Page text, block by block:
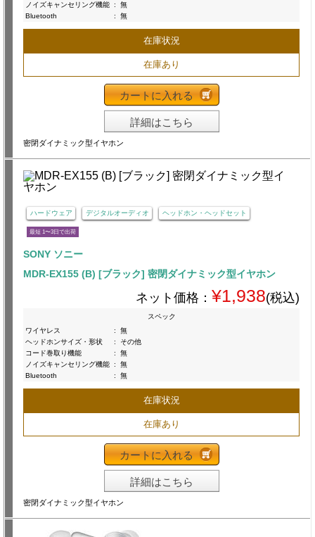
ノイズキャンセリング機能 :
無
Bluetooth
: 無
在庫状況
在庫あり
カートに入れる
詳細はこちら
密閉ダイナミック型イヤホン
ハードウェア デジタルオーディオ ヘッドホン・ヘッドセット
最短 1〜3日で出荷
SONY ソニー
MDR-EX155 (B) [ブラック] 密閉ダイナミック型イヤホン
ネット価格： ¥1,938(税込)
スペック
ワイヤレス
:
無
ヘッドホンサイズ・形状
:
その他
コード巻取り機能
:
無
ノイズキャンセリング機能 :
無
Bluetooth
: 無
在庫状況
在庫あり
カートに入れる
詳細はこちら
密閉ダイナミック型イヤホン